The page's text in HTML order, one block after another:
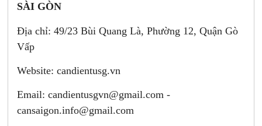
SÀI GÒN
Địa chỉ: 49/23 Bùi Quang Là, Phường 12, Quận Gò
Vấp
Website: candientusg.vn
Email:candientusgvn@gmail.com -
cansaigon.info@gmail.com